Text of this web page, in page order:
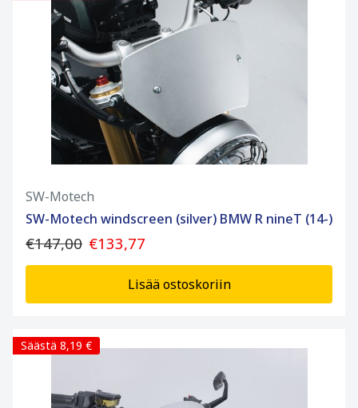
SW-Motech
SW-Motech windscreen (silver) BMW R nineT (14-)
€147,00 €133,77
Lisää ostoskoriin
Säästä 8,19 €